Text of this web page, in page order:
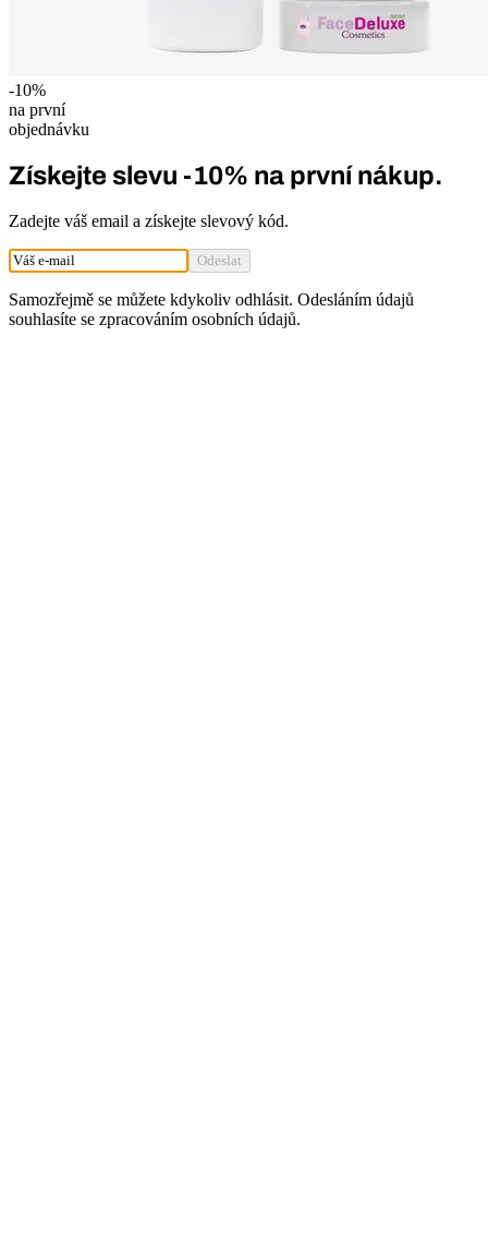
-10%
na první
objednávku
Získejte slevu -10% na první nákup.
Zadejte váš email a získejte slevový kód.
Odeslat
Samozřejmě se můžete kdykoliv odhlásit. Odesláním údajů
souhlasíte se zpracováním osobních údajů.